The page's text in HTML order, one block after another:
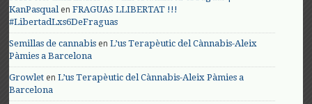
KanPasqualenFRAGUAS LLIBERTAT !!!
#LibertadLxs6DeFraguas
Semillas de cannabis enL’us Terapèutic del Cànnabis-Aleix
Pàmies a Barcelona
Growlet enL’us Terapèutic del Cànnabis-Aleix Pàmies a
Barcelona